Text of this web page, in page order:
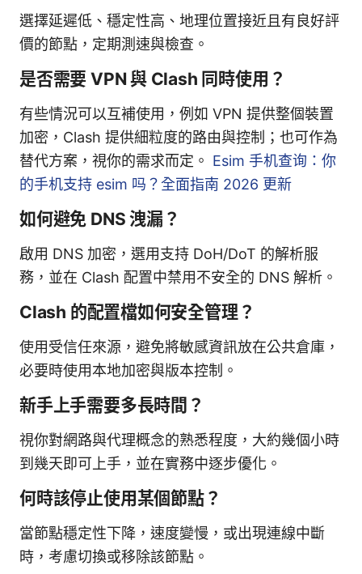
選擇延遲低、穩定性高、地理位置接近且有良好評
價的節點，定期測速與檢查。
是否需要 VPN 與 Clash 同時使用？
有些情況可以互補使用，例如 VPN 提供整個裝置
加密，Clash 提供細粒度的路由與控制；也可作為
替代方案，視你的需求而定。 Esim 手机查询：你
的手机支持 esim 吗？全面指南 2026 更新
如何避免 DNS 洩漏？
啟用 DNS 加密，選用支持 DoH/DoT 的解析服
務，並在 Clash 配置中禁用不安全的 DNS 解析。
Clash 的配置檔如何安全管理？
使用受信任來源，避免將敏感資訊放在公共倉庫，
必要時使用本地加密與版本控制。
新手上手需要多長時間？
視你對網路與代理概念的熟悉程度，大約幾個小時
到幾天即可上手，並在實務中逐步優化。
何時該停止使用某個節點？
當節點穩定性下降，速度變慢，或出現連線中斷
時，考慮切換或移除該節點。